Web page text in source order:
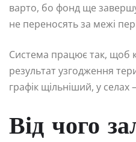
варто, бо фонд ще
не переносять за межі
Система працює так, щоб
результат узгодження
графік щільніший, у
Від чого